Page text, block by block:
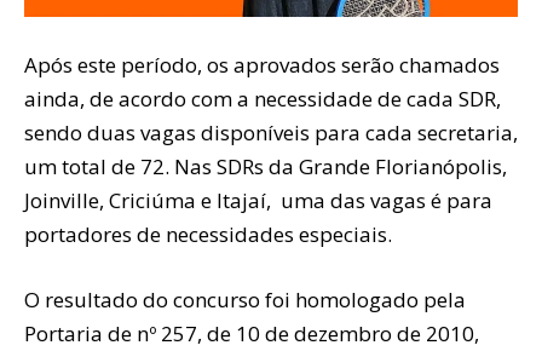
Após este período, os aprovados serão chamados
ainda, de acordo com a necessidade de cada SDR,
sendo duas vagas disponíveis para cada secretaria,
um total de 72. Nas SDRs da Grande Florianópolis,
Joinville, Criciúma e Itajaí, uma das vagas é para
portadores de necessidades especiais.
O resultado do concurso foi homologado pela
Portaria de nº 257, de 10 de dezembro de 2010,